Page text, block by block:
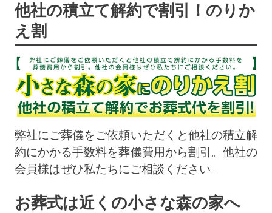
他社の積立て解約で割引！のりか
え割
弊社にご葬儀をご依頼いただくと他社の積立解
約にかかる手数料を葬儀費用から割引。他社の
会員様はぜひ私たちにご相談ください。
お葬式は近くの小さな森の家へ